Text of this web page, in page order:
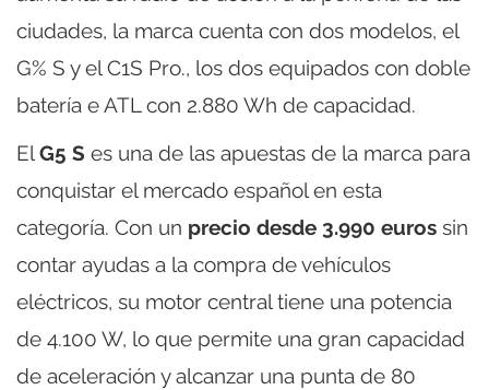
ciudades, la marca cuenta con dos modelos, el
G% S y el C1S Pro., los dos equipados con doble
batería e ATL con 2.880 Wh de capacidad.
ElG5 S es una de las apuestas de la marca para
conquistar el mercado español en esta
categoría. Con un precio desde 3.990 euros sin
contar ayudas a la compra de vehículos
eléctricos, su motor central tiene una potencia
de 4.100 W, lo que permite una gran capacidad
de aceleración y alcanzar una punta de 80